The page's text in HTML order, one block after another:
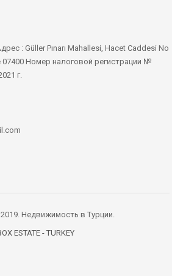
: Güller Pınarı Mahallesi, Hacet Caddesi No
07400 Номер налоговой регистрации №
г.
Недвижимость в Турции.
ESTATE - TURKEY